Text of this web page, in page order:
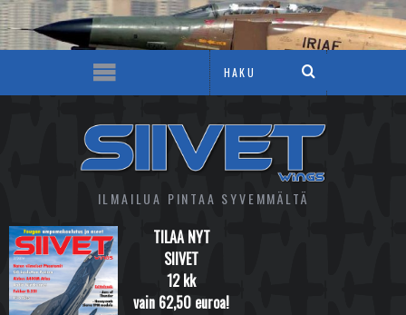
ILMAILUA PINTAA SYVEMMÄLTÄ
TILAA NYT
SIIVET
12 kk
vain 62,50 euroa!